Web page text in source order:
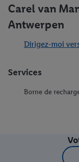
Carel van
Antwerpen
Dirigez-moi
Services
Borne de